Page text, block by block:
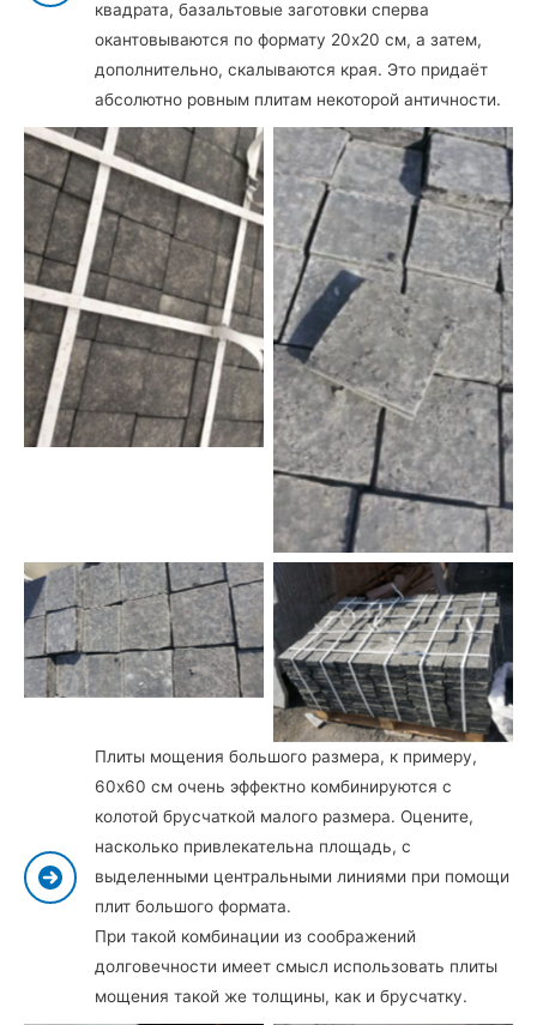
квадрата, базальтовые заготовки сперва
окантовываются по формату 20х20 см, а затем,
дополнительно, скалываются края. Это придаёт
абсолютно ровным плитам некоторой античности.
Брусчатка из камня
Базальт
Брусчатка из базальта
20×20 от производителя
Термообработанный
базальт
Брусчатка из базальта
20×20 в упаковке термо
Плиты мощения большого размера, к примеру,
60х60 см очень эффектно комбинируются с
колотой брусчаткой малого размера. Оцените,
насколько привлекательна площадь, с
выделенными центральными линиями при помощи
плит большого формата.
При такой комбинации из соображений
долговечности имеет смысл использовать плиты
мощения такой же толщины, как и брусчатку.